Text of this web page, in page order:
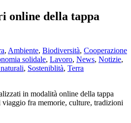
online della tappa
, Ambiente, Biodiversità, Cooperazione
solidale, Lavoro, News, Notizie,
, Sosteniblità, Terra
in modalità online della tappa
viaggio fra memorie, culture, tradizioni